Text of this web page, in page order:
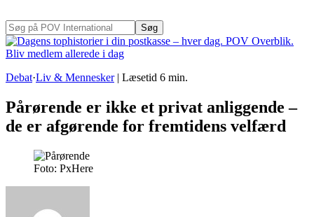
Søg
på
POV
Debat·Liv & Mennesker Læsetid 6 min.
Pårørende er ikke et privat anliggende –
de er afgørende for fremtidens velfærd
Foto: PxHere